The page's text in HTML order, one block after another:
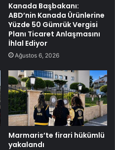
Kanada Başbakanı:
ABD’nin Kanada Ürünlerine
Yüzde 50 Gümrük Vergisi
Planı Ticaret Anlaşmasını
İhlal Ediyor
Ağustos 6, 2026
Marmaris’te firari hükümlü
yakalandı